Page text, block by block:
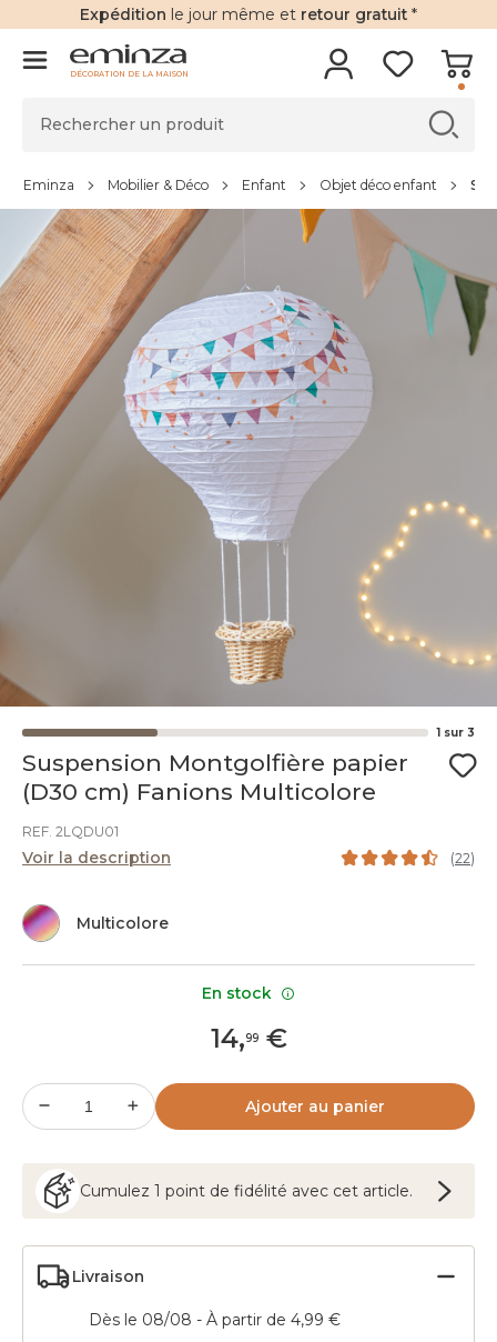
Expédition le jour même et retour gratuit *
DÉCORATION DE LA MAISON
Eminza Mobilier & Déco Enfant Objet déco enfant
1 sur 3
Suspension Montgolfière papier
(D30 cm) Fanions Multicolore
REF. 2LQDU01
Voir la description (22)
Multicolore
14,99€
Ajouter au panier
Cumulez 1 point de fidélité avec cet article.
Livraison
Dès le 08/08 - À partir de 4,99 €